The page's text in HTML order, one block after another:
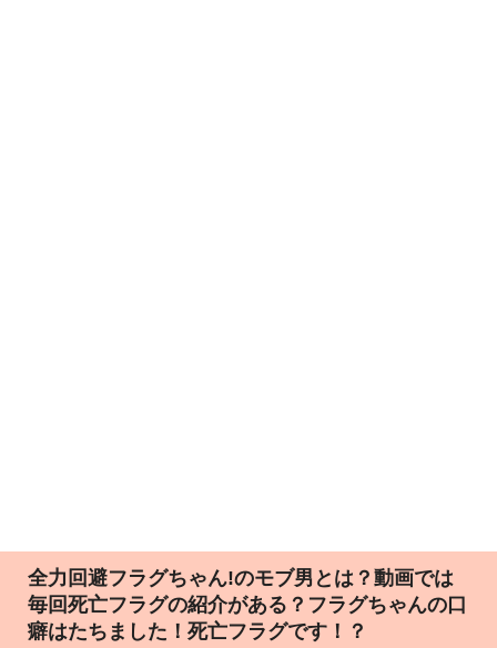
全力回避フラグちゃん!のモブ男とは？動画では
毎回死亡フラグの紹介がある？フラグちゃんの口
癖はたちました！死亡フラグです！？